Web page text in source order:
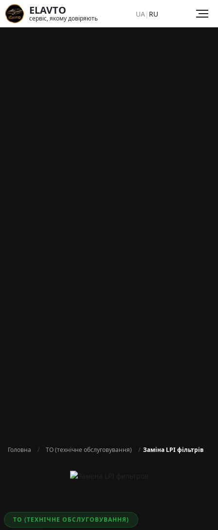
ELAVTO
сервіс, якому довіряють UA| RU
Головна ТО (технічне обслуговування) Заміна LPI фільтрів
ТО (ТЕХНІЧНЕ ОБСЛУГОВУВАННЯ)